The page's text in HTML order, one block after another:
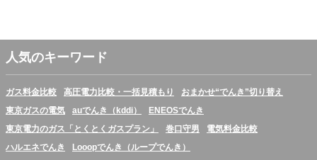
人気のキーワード
ガス料金比較 高圧電力比較・一括見積もり
おまかせ“でんき”切り替え
東京ガスの電気
auでんき（kddi）
ENEOSでんき
東京電力のガス「とくとくガスプラン」
巻口守男
電気料金比較
ハルエネでんき
Looopでんき（ループでんき）